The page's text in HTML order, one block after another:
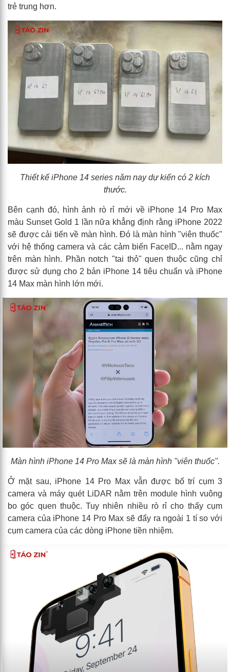
trẻ trung hơn.
Thiết kế iPhone 14 series năm nay dự kiến có 2 kích
thước.
Bên cạnh đó, hình ảnh rò rỉ mới về iPhone 14 Pro Max
màu Sunset Gold 1 lần nữa khẳng định rằng iPhone 2022
sẽ được cải tiến về màn hình. Đó là màn hình "viên thuốc"
với hệ thống camera và các cảm biến FaceID... nằm ngay
trên màn hình. Phần notch "tai thỏ" quen thuộc cũng chỉ
được sử dụng cho 2 bản iPhone 14 tiêu chuẩn và iPhone
14 Max màn hình lớn mới.
Màn hình iPhone 14 Pro Max sẽ là màn hình "viên thuốc".
Ở mặt sau, iPhone 14 Pro Max vẫn được bố trí cụm 3
camera và máy quét LiDAR nằm trên module hình vuông
bo góc quen thuộc. Tuy nhiên nhiều rò rỉ cho thấy cụm
camera của iPhone 14 Pro Max sẽ đẩy ra ngoài 1 tí so với
cụm camera của các dòng iPhone tiền nhiệm.